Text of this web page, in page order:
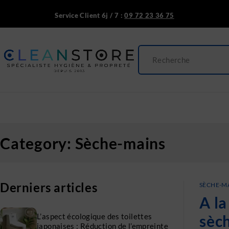
Service Client 6j / 7 :09 72 23 36 75
Category: Sèche-mains
Derniers articles
L’aspect écologique des toilettes
japonaises : Réduction de l’empreinte
SÈCHE-
A